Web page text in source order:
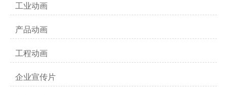
工业动画
产品动画
工程动画
企业宣传片